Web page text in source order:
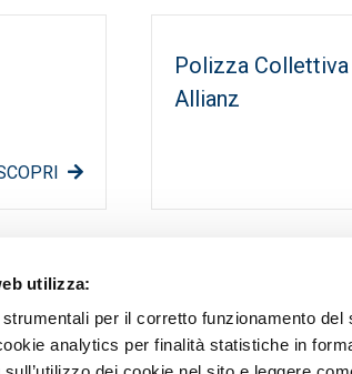
utilizza:
per il corretto funzionamento del
analytics per finalità statistiche in
Polizza
Allianz
Obbligazioni
Privacy
Trasparenza
Terze Parti